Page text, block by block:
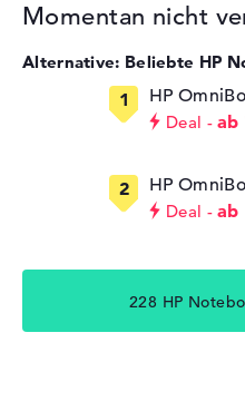
Momentan nicht
Alternative: Beliebte HP
HP
Deal ab
HP
Deal ab
228 HP